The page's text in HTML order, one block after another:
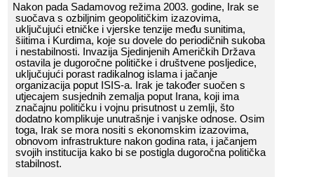
Nakon​​ pada​​ Sadamovog​​ režima​​ 2003.​​ godine,​​ Irak​​ se​​
suočava​​ s​​ ozbiljnim​​ geopolitičkim​​ izazovima,​​
uključujući​​ etničke​​ i​​ vjerske​​ tenzije​​ među​​ sunitima,​​
šiitima​​ i​​ Kurdima,​​ koje​​ su​​ dovele​​ do​​ periodičnih​​ sukoba​​
i​​ nestabilnosti.​​ Invazija​​ Sjedinjenih​​ Američkih​​ Država​​
ostavila​​ je​​ dugoročne​​ političke​​ i​​ društvene​​ posljedice,​​
uključujući​​ porast​​ radikalnog​​ islama​​ i​​ jačanje​​
organizacija​​ poput​​ ISIS-a.​​ Irak​​ je​​ također​​ suočen​​ s​​
utjecajem​​ susjednih​​ zemalja​​ poput​​ Irana,​​ koji​​ ima​​
značajnu​​ političku​​ i​​ vojnu​​ prisutnost​​ u​​ zemlji,​​ što​​
dodatno​​ komplikuje​​ unutrašnje​​ i​​ vanjske​​ odnose.​​ Osim​​
toga,​​ Irak​​ se​​ mora​​ nositi​​ s​​ ekonomskim​​ izazovima,​​
obnovom​​ infrastrukture​​ nakon​​ godina​​ rata,​​ i​​ jačanjem​​
svojih​​ institucija​​ kako​​ bi​​ se​​ postigla​​ dugoročna​​ politička​​
stabilnost.